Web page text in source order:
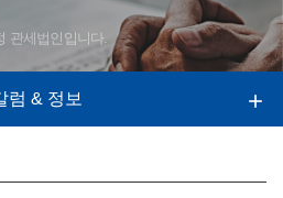
관세법인입니다.
럼 & 정보 